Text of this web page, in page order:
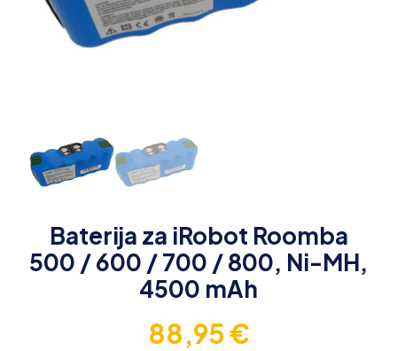
Baterija za iRobot Roomba
500 / 600 / 700 / 800, Ni-MH,
4500 mAh
88,95€